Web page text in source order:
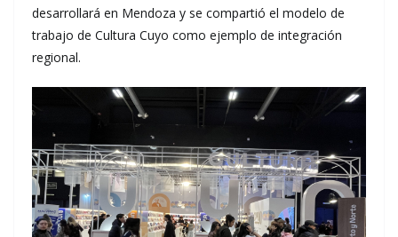
desarrollará en Mendoza y se compartió el modelo de
trabajo de Cultura Cuyo como ejemplo de integración
regional.